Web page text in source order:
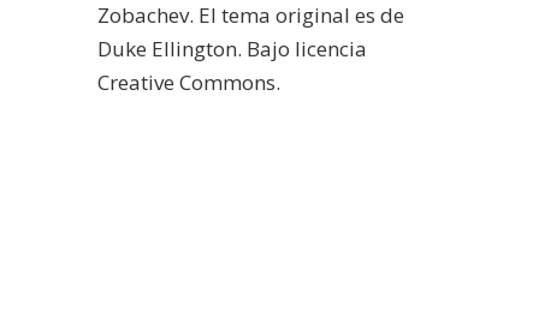
Zobachev. El tema original es de
Duke Ellington. Bajo licencia
Creative Commons.